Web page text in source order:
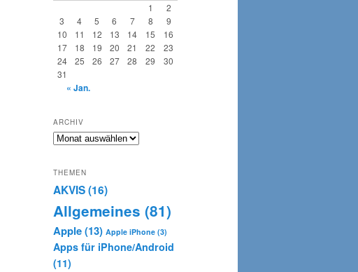
1
2
3
4 5 6 7 8
9
10
11 12 13 14 15
16
17
18 19 20 21 22
23
24
25 26 27 28 29
30
31
« Jan.
ARCHIV
Archiv
THEMEN
AKVIS(16)
Allgemeines (81)
Apple(13) Apple iPhone (3)
Apps für iPhone/Android
(11)